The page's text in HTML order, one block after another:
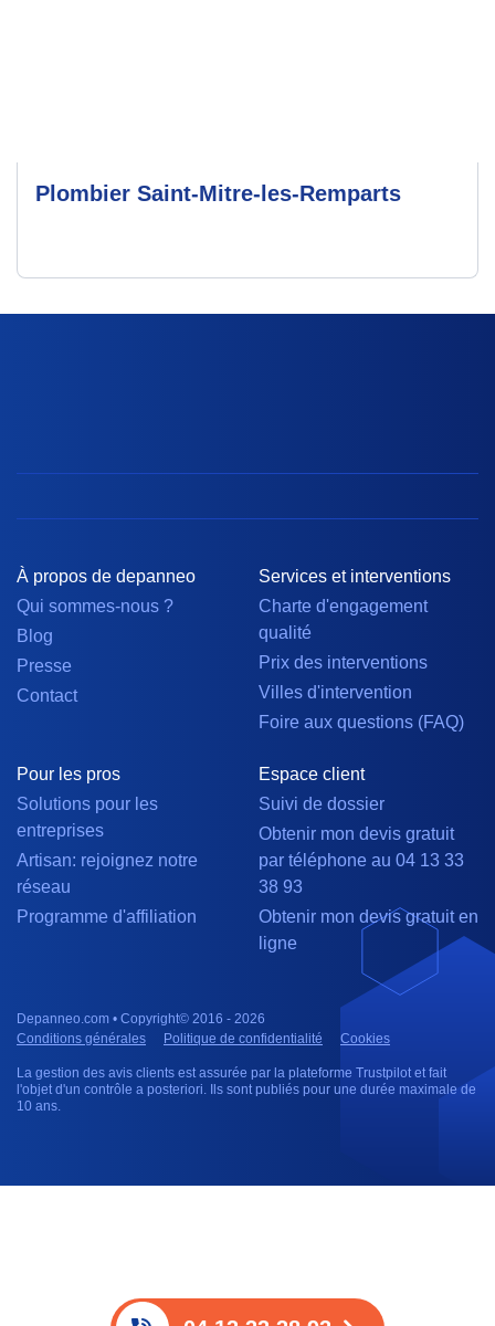
Plombier Saint-Mitre-les-Remparts
À propos de depanneo
Qui sommes-nous ?
Blog
Presse
Contact
Services et interventions
Charte d'engagement
qualité
Prix des interventions
Villes d'intervention
Foire aux questions (FAQ)
Pour les pros
Solutions pour les
entreprises
Artisan: rejoignez notre
réseau
Programme d'affiliation
Espace client
Suivi de dossier
Obtenir mon devis gratuit
par téléphone au 04 13 33
38 93
Obtenir mon devis gratuit en
ligne
Depanneo.com • Copyright© 2016 - 2026
Conditions générales
Politique de confidentialité Cookies
La gestion des avis clients est assurée par la plateforme Trustpilot et fait
l'objet d'un contrôle a posteriori. Ils sont publiés pour une durée maximale de
10 ans.